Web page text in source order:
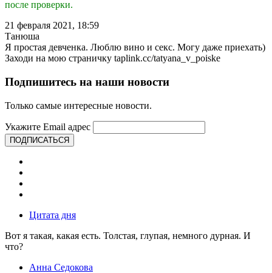
после проверки.
21 февраля 2021, 18:59
Танюша
Я простая девченка. Люблю вино и секс. Могу даже приехать)
Заходи на мою страничку taplink.cc/tatyana_v_poiske
Подпишитесь на наши новости
Только самые интересные новости.
Укажите Email адрес
ПОДПИСАТЬСЯ
Цитата дня
Вот я такая, какая есть. Толстая, глупая, немного дурная. И
что?
Анна Седокова